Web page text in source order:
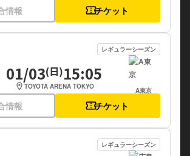
情報 confirmation_numberチケット
レギュラーシーズン
01/03(日)15:05
location_on TOYOTA ARENA TOKYO A東京
情報 confirmation_numberチケット
レギュラーシーズン